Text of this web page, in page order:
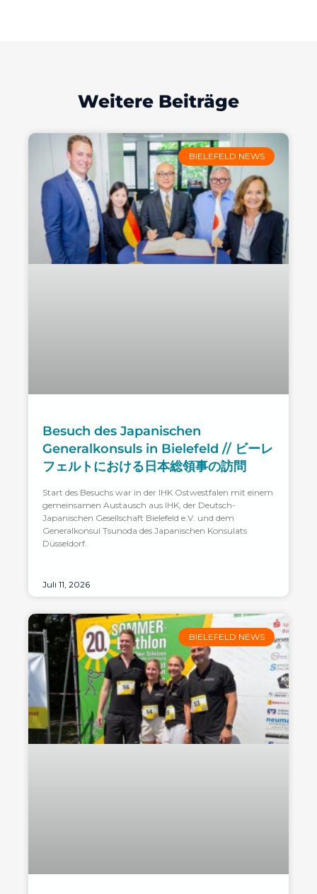
Weitere Beiträge
BIELEFELD NEWS
Besuch des Japanischen
Generalkonsuls in Bielefeld // ビーレ
フェルトにおける日本総領事の訪問
Start des Besuchs war in der IHK Ostwestfalen mit einem
gemeinsamen Austausch aus IHK, der Deutsch-
Japanischen Gesellschaft Bielefeld e.V. und dem
Generalkonsul Tsunoda des Japanischen Konsulats
Düsseldorf.
Juli 11, 2026
BIELEFELD NEWS